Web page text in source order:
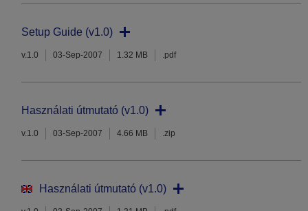
Setup Guide (v1.0)
v.1.0 03-Sep-2007 1.32 MB .pdf
Használati útmutató (v1.0)
v.1.0 03-Sep-2007 4.66 MB .zip
Használati útmutató (v1.0)